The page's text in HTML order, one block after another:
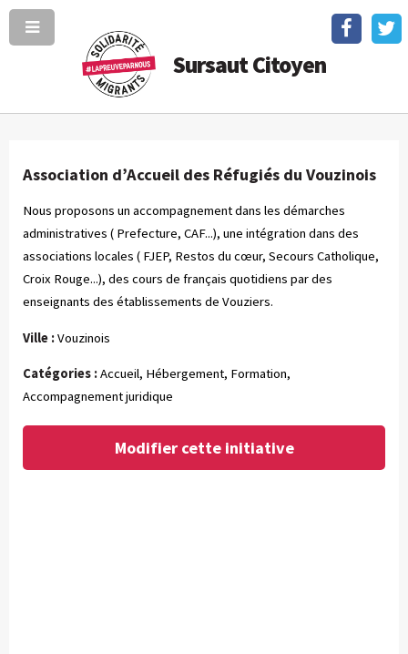
Sursaut Citoyen
Association d’Accueil des Réfugiés du Vouzinois
Nous proposons un accompagnement dans les démarches
administratives ( Prefecture, CAF...), une intégration dans des
associations locales ( FJEP, Restos du cœur, Secours Catholique,
Croix Rouge...), des cours de français quotidiens par des
enseignants des établissements de Vouziers.
Ville :Vouzinois
Catégories :Accueil, Hébergement, Formation,
Accompagnement juridique
Modifier cette initiative